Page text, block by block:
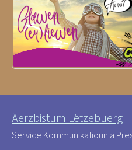
Äerzbistum Lëtzebuerg
Service Kommunikatioun a